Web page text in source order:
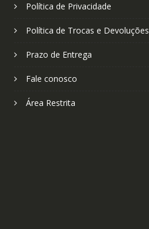
Política de Privacidade
Política de Trocas e Devoluções
Prazo de Entrega
Fale conosco
Área Restrita